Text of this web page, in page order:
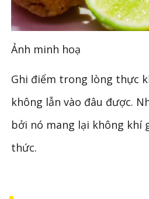
Ảnh minh hoạ
Ghi điểm trong lòng thực
không lẫn vào đâu được.
bởi nó mang lại không khí
thức.